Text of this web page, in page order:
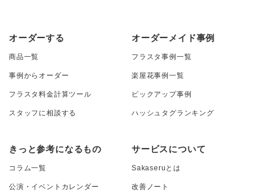
オーダーする
商品一覧
事例からオーダー
フラスタ料金計算ツール
スタッフに相談する
オーダーメイド事例
フラスタ事例一覧
楽屋花事例一覧
ピックアップ事例
ハッシュタグランキング
きっと参考になるもの
コラム一覧
公演・イベントカレンダー
サービスについて
Sakaseruとは
改善ノート